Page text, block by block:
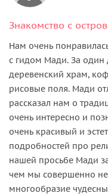
Знакомство с
Нам очень
с гидом Мади. За один
деревенский храм,
рисовые поля. Мади
рассказал нам о
очень интересно и
очень красивый и
подробностей про
нашей просьбе Мади
чем мы совершенно не
многообразие